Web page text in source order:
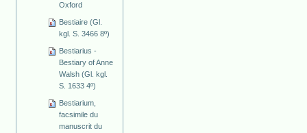
Oxford
Bestiaire (Gl.
kgl. S. 3466 8º)
Bestiarius -
Bestiary of Anne
Walsh (Gl. kgl.
S. 1633 4º)
Bestiarium,
facsimile du
manuscrit du